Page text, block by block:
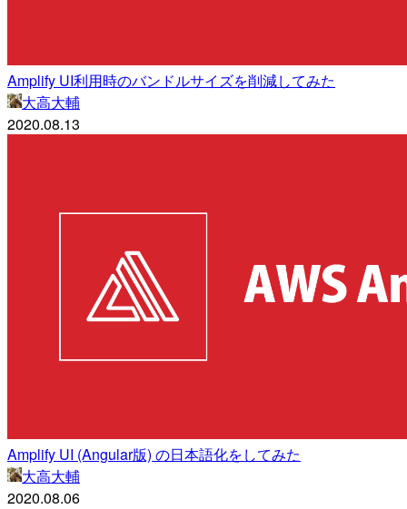
Amplify UI利用時のバンドルサイズを削減してみた
大高大輔
2020.08.13
Amplify UI (Angular版) の日本語化をしてみた
大高大輔
2020.08.06